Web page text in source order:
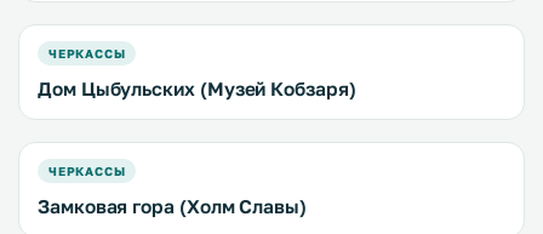
ЧЕРКАССЫ
Дом Цыбульских (Музей Кобзаря)
ЧЕРКАССЫ
Замковая гора (Холм Славы)